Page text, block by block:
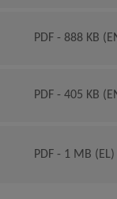
PDF - 888 KB
PDF - 405 KB
PDF - 1 MB (EL)